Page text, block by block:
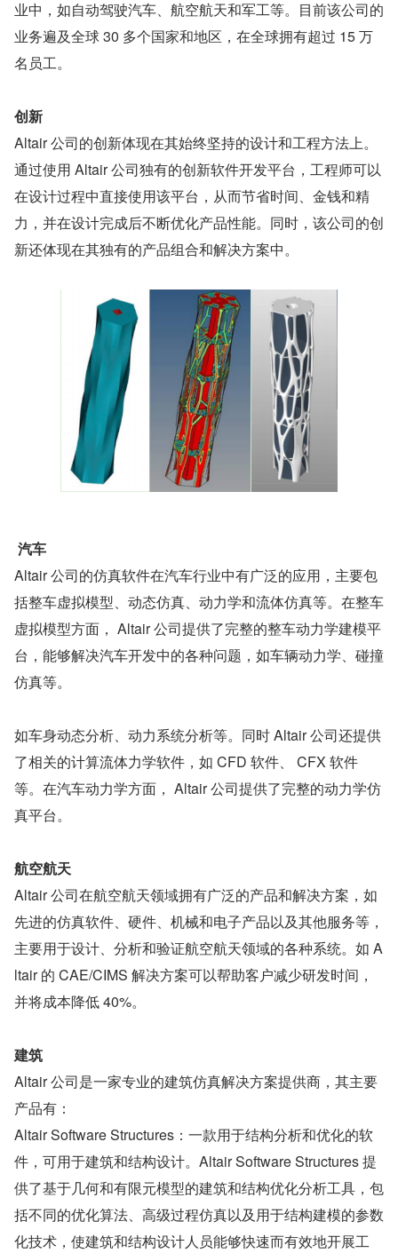
业中，如自动驾驶汽车、航空航天和军工等。目前该公司的
业务遍及全球 30 多个国家和地区，在全球拥有超过 15 万
名员工。
创新
Altair 公司的创新体现在其始终坚持的设计和工程方法上。
通过使用 Altair 公司独有的创新软件开发平台，工程师可以
在设计过程中直接使用该平台，从而节省时间、金钱和精
力，并在设计完成后不断优化产品性能。同时，该公司的创
新还体现在其独有的产品组合和解决方案中。
汽车
Altair 公司的仿真软件在汽车行业中有广泛的应用，主要包
括整车虚拟模型、动态仿真、动力学和流体仿真等。在整车
虚拟模型方面， Altair 公司提供了完整的整车动力学建模平
台，能够解决汽车开发中的各种问题，如车辆动力学、碰撞
仿真等。
如车身动态分析、动力系统分析等。同时 Altair 公司还提供
了相关的计算流体力学软件，如 CFD 软件、 CFX 软件
等。在汽车动力学方面， Altair 公司提供了完整的动力学仿
真平台。
航空航天
Altair 公司在航空航天领域拥有广泛的产品和解决方案，如
先进的仿真软件、硬件、机械和电子产品以及其他服务等，
主要用于设计、分析和验证航空航天领域的各种系统。如 A
ltair 的 CAE/CIMS 解决方案可以帮助客户减少研发时间，
并将成本降低 40%。
建筑
Altair 公司是一家专业的建筑仿真解决方案提供商，其主要
产品有：
Altair Software Structures：一款用于结构分析和优化的软
件，可用于建筑和结构设计。Altair Software Structures 提
供了基于几何和有限元模型的建筑和结构优化分析工具，包
括不同的优化算法、高级过程仿真以及用于结构建模的参数
化技术，使建筑和结构设计人员能够快速而有效地开展工